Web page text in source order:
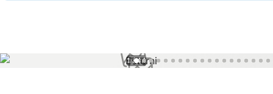
1 / 44